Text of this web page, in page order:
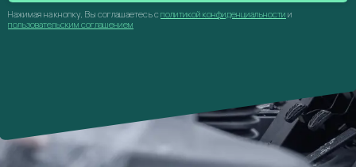
Нажимая на кнопку, Вы соглашаетесь с политикой конфиденциальности и
пользовательским соглашением